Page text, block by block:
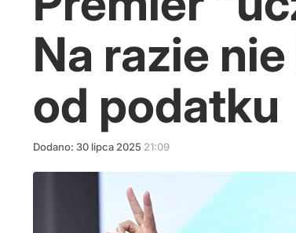
Na razie
od podatku
Dodano: 30 lipca 2025 21:09